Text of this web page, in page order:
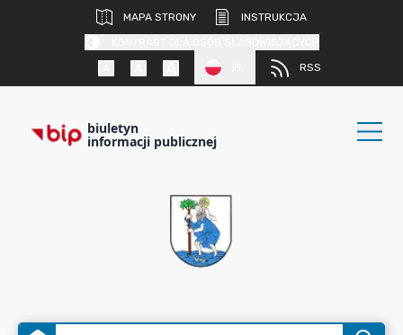
MAPA STRONY
INSTRUKCJA
RSS
biuletyn
informacji publicznej